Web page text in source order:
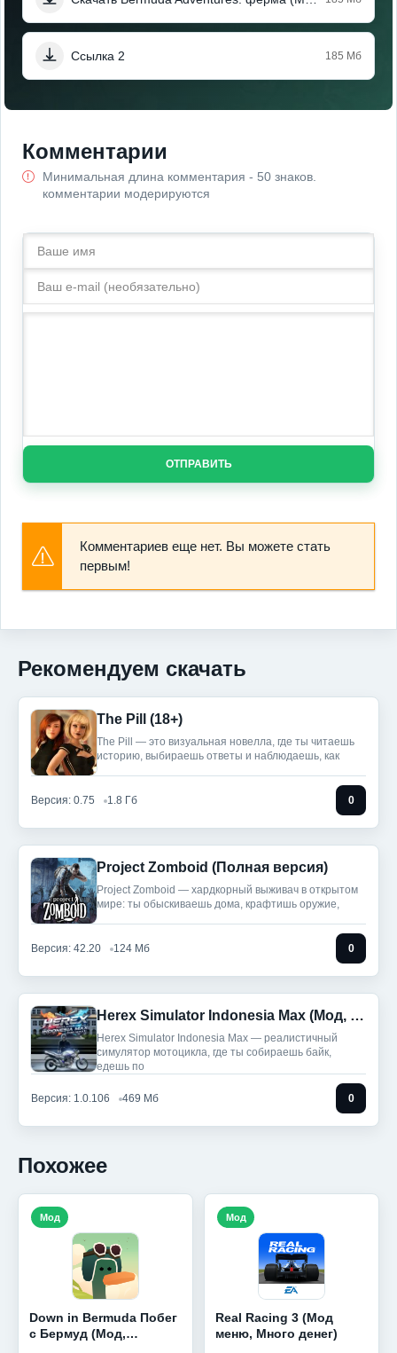
Ссылка 2 185 Мб
Комментарии
Минимальная длина комментария - 50 знаков.
комментарии модерируются
ОТПРАВИТЬ
Комментариев еще нет. Вы можете стать
первым!
Рекомендуем скачать
The Pill (18+)
The Pill — это визуальная новелла, где ты читаешь
историю, выбираешь ответы и наблюдаешь, как
Версия: 0.75 1.8 Гб 0
Project Zomboid (Полная версия)
Project Zomboid — хардкорный выживач в открытом
мире: ты обыскиваешь дома, крафтишь оружие,
Версия: 42.20 124 Мб 0
Herex Simulator Indonesia Max (Мод, Много монет)
Herex Simulator Indonesia Max — реалистичный
симулятор мотоцикла, где ты собираешь байк,
едешь по
Версия: 1.0.106 469 Мб 0
Похожее
Down in Bermuda Побег
с Бермуд (Мод,
Мод
Real Racing 3 (Мод
меню, Много денег)
Мод